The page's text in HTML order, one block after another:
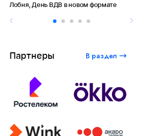
Лобня, День ВДВ в новом формате
Партнеры В раздел